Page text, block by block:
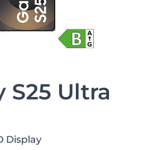
S25 Ultra
Display